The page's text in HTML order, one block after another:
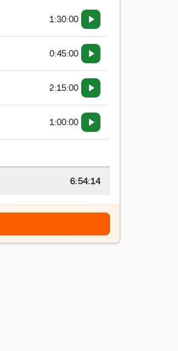
1:30:00
0:45:00
2:15:00
1:00:00
6:54:15